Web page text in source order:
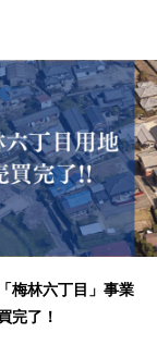
梅林六丁目」事業
完了！